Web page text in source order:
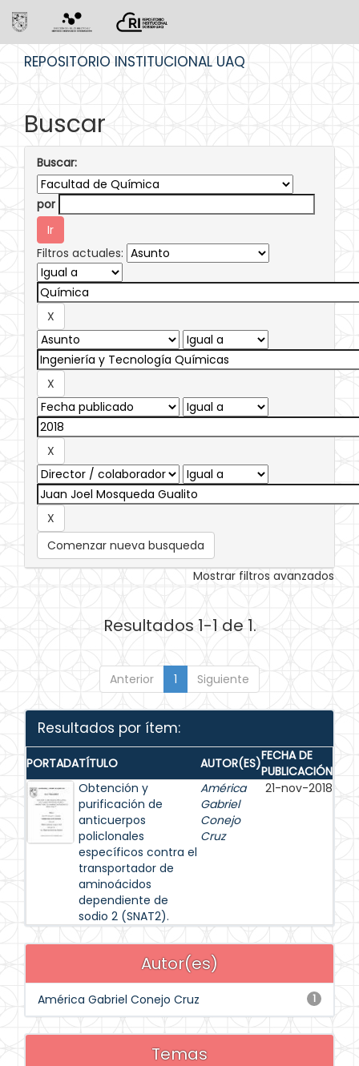
REPOSITORIO INSTITUCIONAL UAQ
Buscar
Buscar:
por
Filtros actuales:
Comenzar nueva busqueda
Mostrar filtros avanzados
Resultados 1-1 de 1.
Anterior 1 Siguiente
Resultados por ítem:
PORTADATÍTULO AUTOR(ES)FECHA DE
PUBLICACIÓN
Obtención y
purificación de
anticuerpos
policlonales
específicos contra el
transportador de
aminoácidos
dependiente de
sodio 2 (SNAT2).
América
Gabriel
Conejo
Cruz
21-nov-2018
Autor(es)
1
América Gabriel Conejo Cruz
Temas